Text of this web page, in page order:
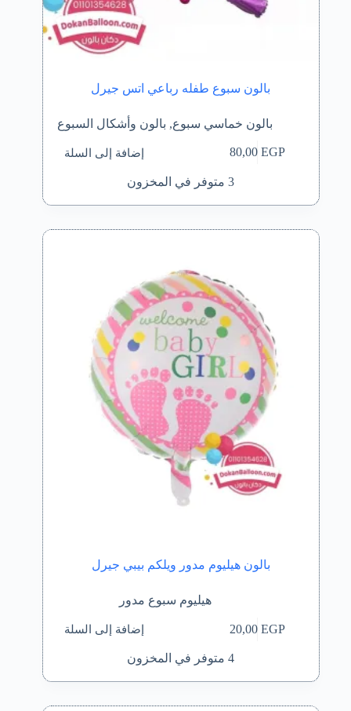
بالون سبوع طفله رباعي اتس جيرل
بالون خماسي سبوع, بالون وأشكال السبوع
80,00EGP إضافة إلى السلة
3 متوفر في المخزون
بالون هيليوم مدور ويلكم بيبي جيرل
هيليوم سبوع مدور
20,00EGP إضافة إلى السلة
4 متوفر في المخزون